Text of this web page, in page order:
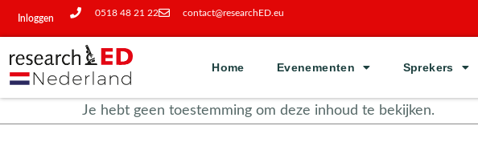
Inloggen
0518 48 21 22 contact@researchED.eu
Home Evenementen Sprekers
Je hebt geen toestemming om deze inhoud te bekijken.